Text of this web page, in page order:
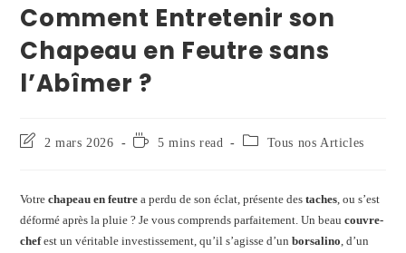
Comment Entretenir son
Chapeau en Feutre sans
l’Abîmer ?
2 mars 2026 5 mins read Tous nos Articles
Votrechapeau en feutre a perdu de son éclat, présente destaches , ou s’est
déformé après la pluie ? Je vous comprends parfaitement. Un beaucouvre-
chefest un véritable investissement, qu’il s’agisse d’unborsalino , d’un